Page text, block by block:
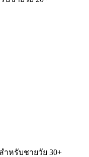
ำหรับชายวัย 30+